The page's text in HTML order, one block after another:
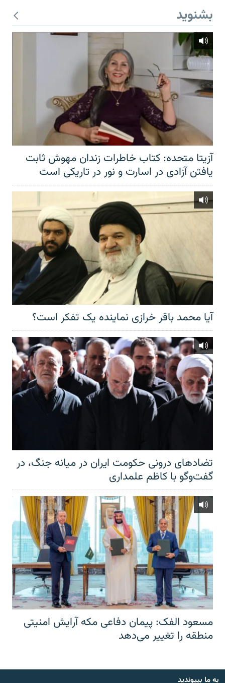
بشنوید
آزیتا متحده: کتاب خاطرات زندان مهوش ثابت
یافتن آزادی در اسارت و نور در تاریکی است
آیا محمد باقر خرازی نماینده یک تفکر است؟
تضادهای درونی حکومت ایران در میانه جنگ، در
گفت‌‌وگو با کاظم علمداری
مسعود الفک: پیمان دفاعی مکه آرایش امنیتی
منطقه را تغییر می‌دهد
به ما بپیوندید